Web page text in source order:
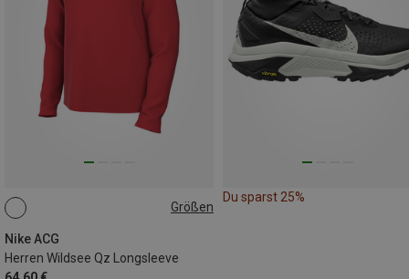
Größen
Nike ACG
Herren Wildsee Qz Longsleeve
S
Du sparst 25%